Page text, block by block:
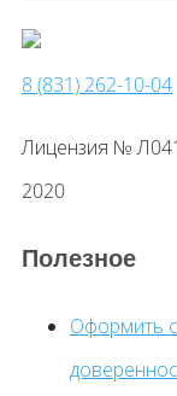
8 (831) 262-10-04
Лицензия №
2020
Полезное
Оформить